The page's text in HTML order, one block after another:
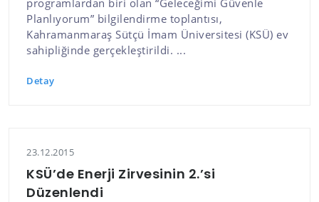
programlardan biri olan “Geleceğimi Güvenle
Planlıyorum” bilgilendirme toplantısı,
Kahramanmaraş Sütçü İmam Üniversitesi (KSÜ) ev
sahipliğinde gerçekleştirildi. ...
Detay
23.12.2015
KSÜ’de Enerji Zirvesinin 2.’si
Düzenlendi